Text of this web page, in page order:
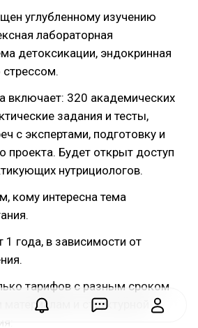
углубленному изучению
лабораторная
детоксикации, эндокринная
стрессом.
включает: 320 академических
задания и тесты,
с экспертами, подготовку и
проекта. Будет открыт доступ
нутрициологов.
кому интересна тема
1 года, в зависимости от
тарифов с разным сроком
и структурной